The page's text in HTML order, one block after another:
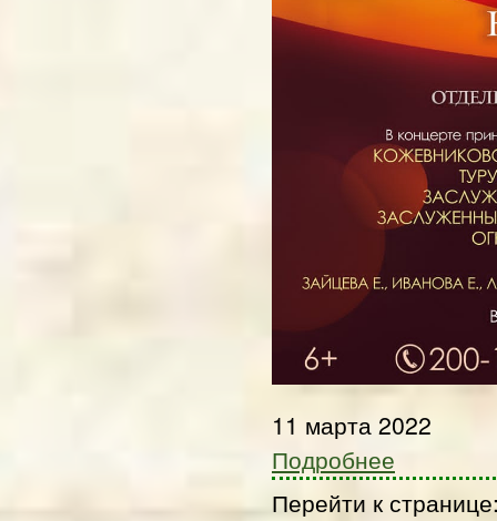
11 марта 2022
Подробнее
Перейти к